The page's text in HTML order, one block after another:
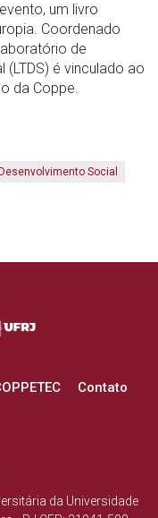
um livro
Coordenado
de
é vinculado ao
da Coppe.
Social
Contato
da Universidade